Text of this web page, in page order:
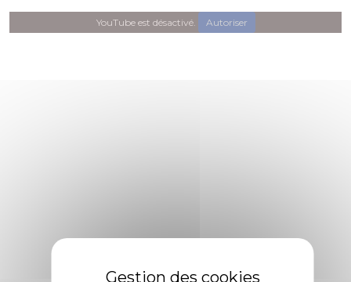
YouTube est désactivé. Autoriser